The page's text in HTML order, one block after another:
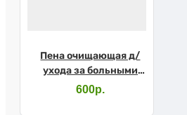
Пена очищающая д/
ухода за больными
Эликси 500мл
600р.